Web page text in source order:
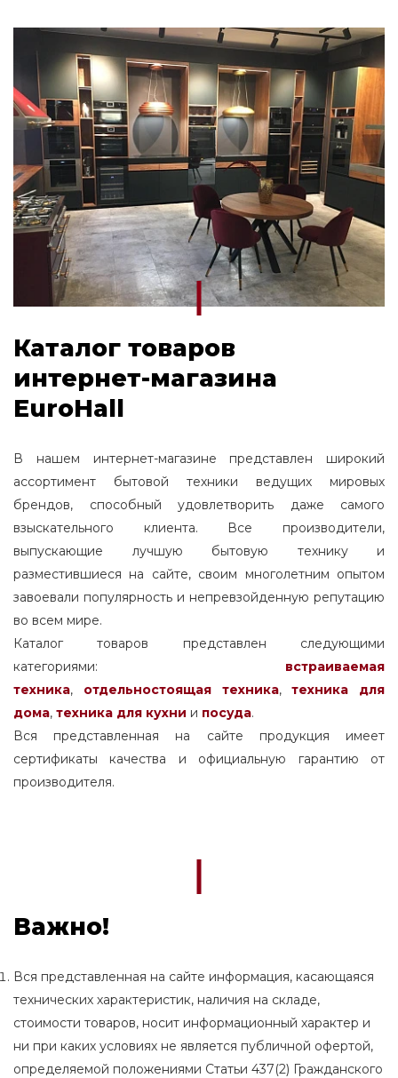
Каталог товаров
интернет-магазина
EuroHall
В нашем интернет-магазине представлен широкий
ассортимент бытовой техники ведущих мировых
брендов, способный удовлетворить даже самого
взыскательного клиента. Все производители,
выпускающие лучшую бытовую технику и
разместившиеся на сайте, своим многолетним опытом
завоевали популярность и непревзойденную репутацию
во всем мире.
Каталог товаров представлен следующими
категориями: встраиваемая
техника, отдельностоящаятехника,
техника для
дома, техника для кухни и посуда.
Вся представленная на сайте продукция имеет
сертификаты качества и официальную гарантию от
производителя.
Важно!
Вся представленная на сайте информация, касающаяся
технических характеристик, наличия на складе,
стоимости товаров, носит информационный характер и
ни при каких условиях не является публичной офертой,
определяемой положениями Статьи 437(2) Гражданского